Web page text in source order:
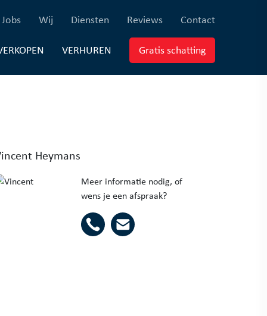
Jobs(Jobs)Wij (Wij)Diensten(Diensten)
Reviews(Reviews)
Contact(Contact)
(VERKOPEN)
VERHUREN (VERHUREN)
Gratis schatting(Gratis
Heymans
Meer informatie nodig, of
wens je een afspraak?